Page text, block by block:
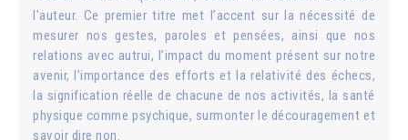
l'auteur. Ce premier titre met l’accent sur la nécessité de
mesurer nos gestes, paroles et pensées, ainsi que nos
relations avec autrui, l’impact du moment présent sur notre
avenir, l’importance des efforts et la relativité des échecs,
la signification réelle de chacune de nos activités, la santé
physique comme psychique, surmonter le découragement et
savoir dire non.